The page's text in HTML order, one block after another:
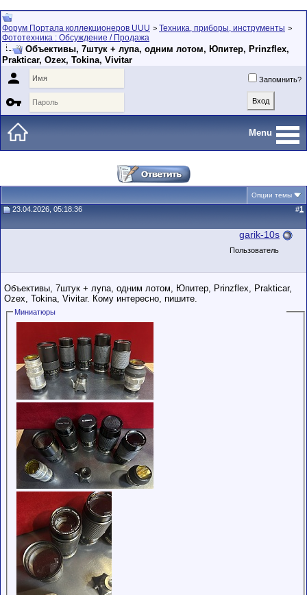
Форум Портала коллекционеров UUU > Техника, приборы, инструменты >
Фототехника : Обсуждение / Продажа
Объективы, 7штук + лупа, одним лотом, Юпитер, Prinzflex,
Prakticar, Ozex, Tokina, Vivitar
 Запомнить?

Menu
Опции темы
23.04.2026, 05:18:36 #1
garik-10s
Пользователь
Объективы, 7штук + лупа, одним лотом, Юпитер, Prinzflex, Prakticar,
Ozex, Tokina, Vivitar. Кому интересно, пишите.
Миниатюры